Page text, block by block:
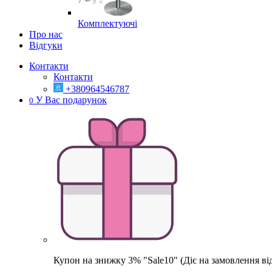
Комплектуючі
Про нас
Відгуки
Контакти
Контакти
+380964546787
0 У Вас подарунок
Купон на знижку 3% "Sale10" (Діє на замовлення